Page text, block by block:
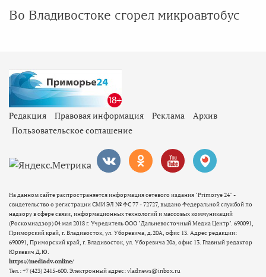
Во Владивостоке сгорел микроавтобус
Редакция Правовая информация Реклама
Архив
Пользовательское соглашение
На данном сайте распространяется информация сетевого издания "Primorye 24" -
свидетельство о регистрации СМИ ЭЛ № ФС 77 - 72727, выдано Федеральной службой по
надзору в сфере связи, информационных технологий и массовых коммуникаций
(Роскомнадзор) 04 мая 2018 г. Учредитель ООО "Дальневосточный Медиа Центр". 690091,
Приморский край, г. Владивосток, ул. Уборевича, д.20А, офис 13. Адрес редакции:
690091, Приморский край, г. Владивосток, ул. Уборевича 20а, офис 13. Главный редактор
Юркевич Д.Ю.
https://mediadv.online/
Тел.: +7 (423) 2415-600. Электронный адрес: vladnews@inbox.ru